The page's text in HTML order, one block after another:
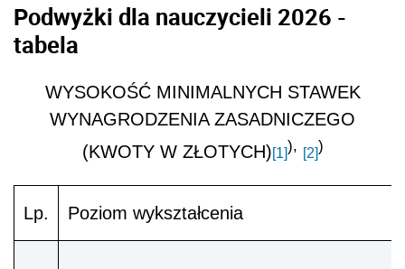
Podwyżki dla nauczycieli 2026 -
tabela
WYSOKOŚĆ MINIMALNYCH STAWEK
WYNAGRODZENIA ZASADNICZEGO
(KWOTY W ZŁOTYCH)[1]), [2])
Lp. Poziom wykształcenia